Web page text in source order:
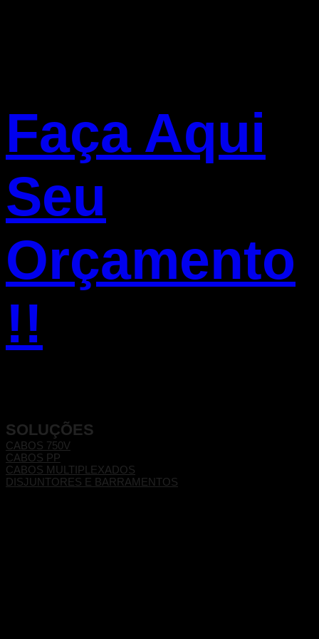
Faça Aqui
Seu
Orçamento
!!
SOLUÇÕES
CABOS 750V
CABOS PP
CABOS MULTIPLEXADOS
DISJUNTORES E BARRAMENTOS